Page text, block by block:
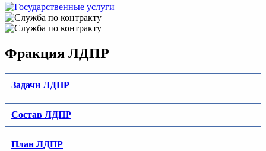
Фракция ЛДПР
Задачи ЛДПР
Состав ЛДПР
План ЛДПР